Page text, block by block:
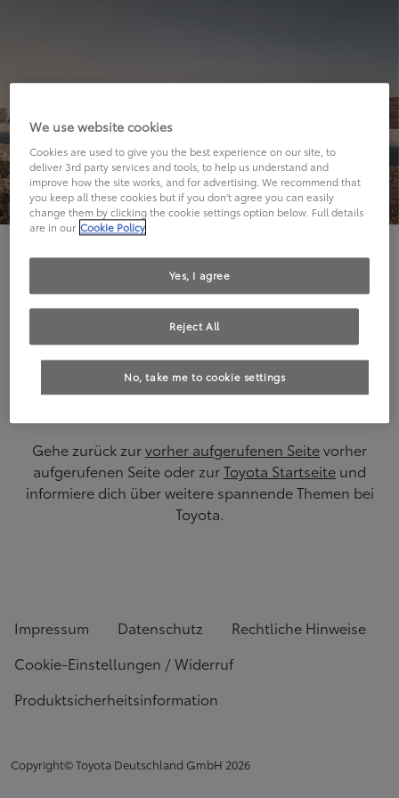
Hier geht's leider nicht weiter.
Die angeforderte Seite kann leider nicht gefunden
werden.
Gehe zurück zurvorher aufgerufenen Seitevorher
aufgerufenen Seite oder zurToyota Startseite und
informiere dich über weitere spannende Themen bei
Toyota.
Impressum Datenschutz
Rechtliche Hinweise
Cookie-Einstellungen / Widerruf
Produktsicherheitsinformation
Copyright© Toyota Deutschland GmbH 2026
We use website cookies
Cookies are used to give you the best experience on our site, to
deliver 3rd party services and tools, to help us understand and
improve how the site works, and for advertising. We recommend that
you keep all these cookies but if you don't agree you can easily
change them by clicking the cookie settings option below. Full details
are in our Cookie Policy
No, take me to cookie settings
Reject All
Yes, I agree